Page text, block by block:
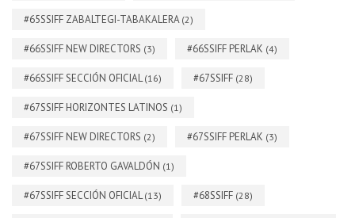
#65SSIFF ZABALTEGI-TABAKALERA (2)
#66SSIFF NEW DIRECTORS (3) #66SSIFF PERLAK (4)
#66SSIFF SECCIÓN OFICIAL(16) #67SSIFF (28)
#67SSIFF HORIZONTES LATINOS (1)
#67SSIFF NEW DIRECTORS (2) #67SSIFF PERLAK (3)
#67SSIFF ROBERTO GAVALDÓN (1)
#67SSIFF SECCIÓN OFICIAL(13) #68SSIFF (28)